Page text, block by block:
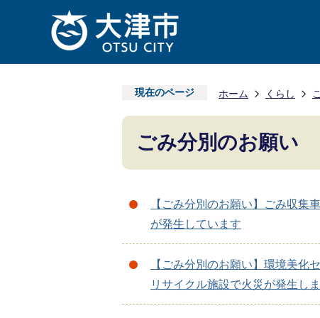
現在のページ ホーム くらし
ごみ分別のお願い
【ごみ分別のお願い】ごみ収集
が発生しています
【ごみ分別のお願い】環境美化
リサイクル施設で火災が発生し